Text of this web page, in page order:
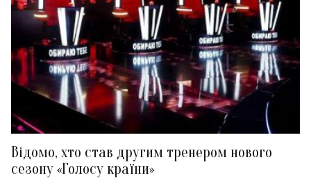
Відомо, хто став другим тренером нового
сезону «Голосу країни»